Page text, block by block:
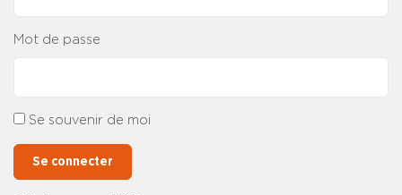
Mot de passe
Se souvenir de moi
Se connecter